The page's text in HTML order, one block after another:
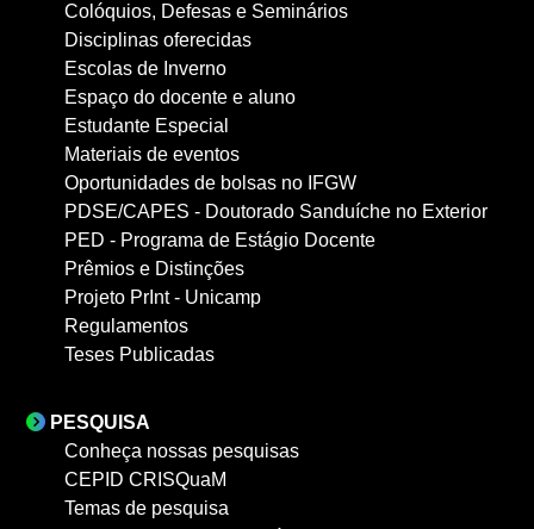
Colóquios, Defesas e Seminários
Disciplinas oferecidas
Escolas de Inverno
Espaço do docente e aluno
Estudante Especial
Materiais de eventos
Oportunidades de bolsas no IFGW
PDSE/CAPES - Doutorado Sanduíche no Exterior
PED - Programa de Estágio Docente
Prêmios e Distinções
Projeto PrInt - Unicamp
Regulamentos
Teses Publicadas
PESQUISA
Conheça nossas pesquisas
CEPID CRISQuaM
Temas de pesquisa